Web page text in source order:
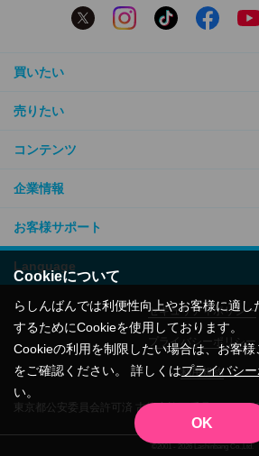
Cookieについて
らしんばんでは利便性向上やお客様に適
するためにCookieを使用しております。
Cookieの利用を制限したい場合は、お客
をご確認ください。 詳しくはプライバシ
い。
OK
買いたい
売りたい
コンテンツ
企業情報
お客様サポート
Language
セキュリティポリシー
プライバシーポリシー
利用規約
東京都公安委員会許可済 古物商許可番号
©2001 - 2026 Lashinbang Co.,Ltd.